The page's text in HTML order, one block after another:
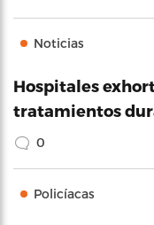
Noticias
Hospitales
tratamientos
0
Policíacas